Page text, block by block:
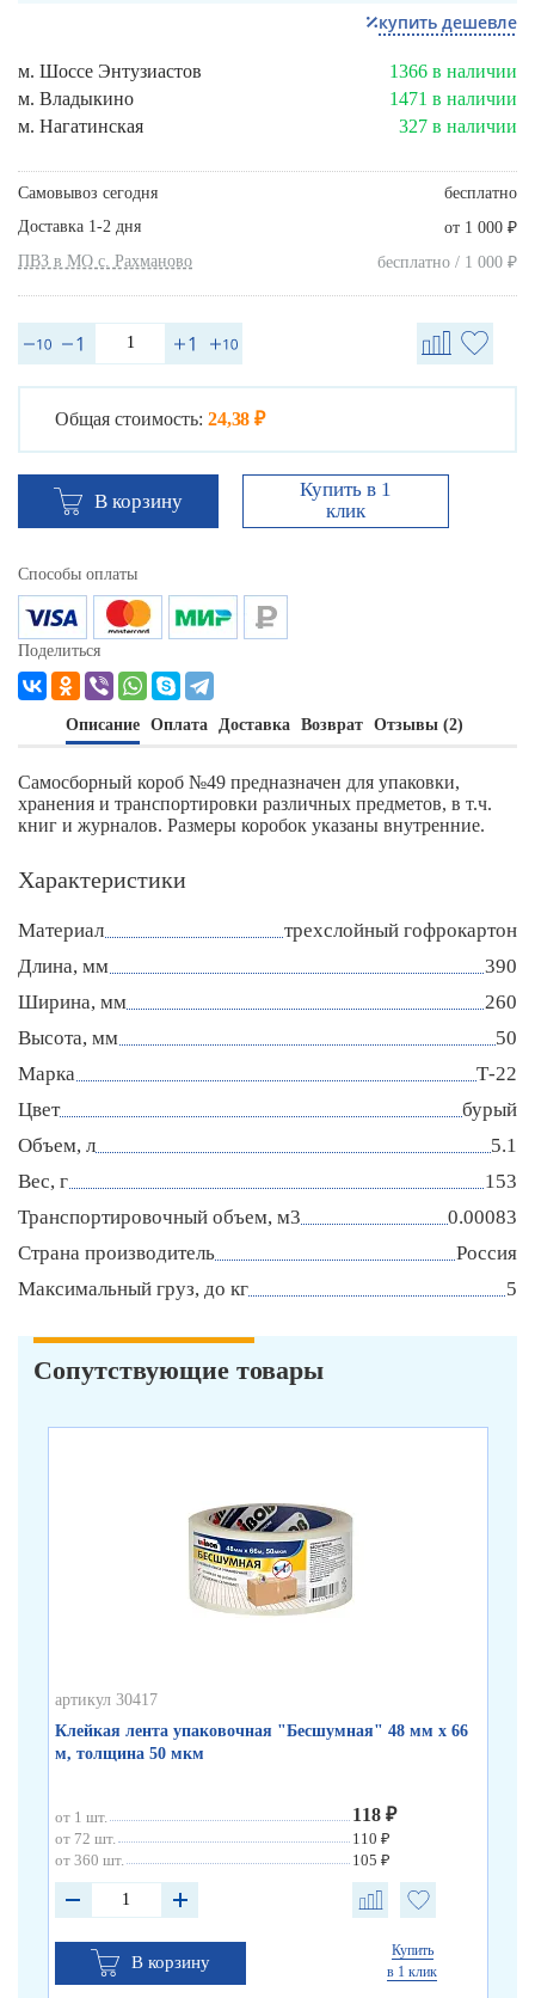
купить дешевле
м. Шоссе Энтузиастов
1366 в наличии
м. Владыкино
1471 в наличии
м. Нагатинская
327 в наличии
Самовывоз сегодня
бесплатно
Доставка 1-2 дня
от 1 000 ₽
ПВЗ в МО с. Рахманово бесплатно / 1 000 ₽
Общая стоимость: 24,38 ₽
В корзину
Купить в 1
клик
Способы оплаты
Поделиться
Описание Оплата Доставка Возврат Отзывы (2)
Самосборный короб №49 предназначен для упаковки,
хранения и транспортировки различных предметов, в т.ч.
книг и журналов. Размеры коробок указаны внутренние.
Характеристики
Материал
трехслойный гофрокартон
Длина, мм
390
Ширина, мм
260
Высота, мм
50
Марка
Т-22
Цвет
бурый
Объем, л
5.1
Вес, г
153
Транспортировочный объем, м3
0.00083
Страна производитель
Россия
Максимальный груз, до кг
5
Сопутствующие товары
артикул 30417
Клейкая лента упаковочная "Бесшумная" 48 мм х 66
м, толщина 50 мкм
от 1 шт. 118 ₽
от 72 шт.
110 ₽
от 360 шт.
105 ₽
В корзину
Купить
в 1 клик